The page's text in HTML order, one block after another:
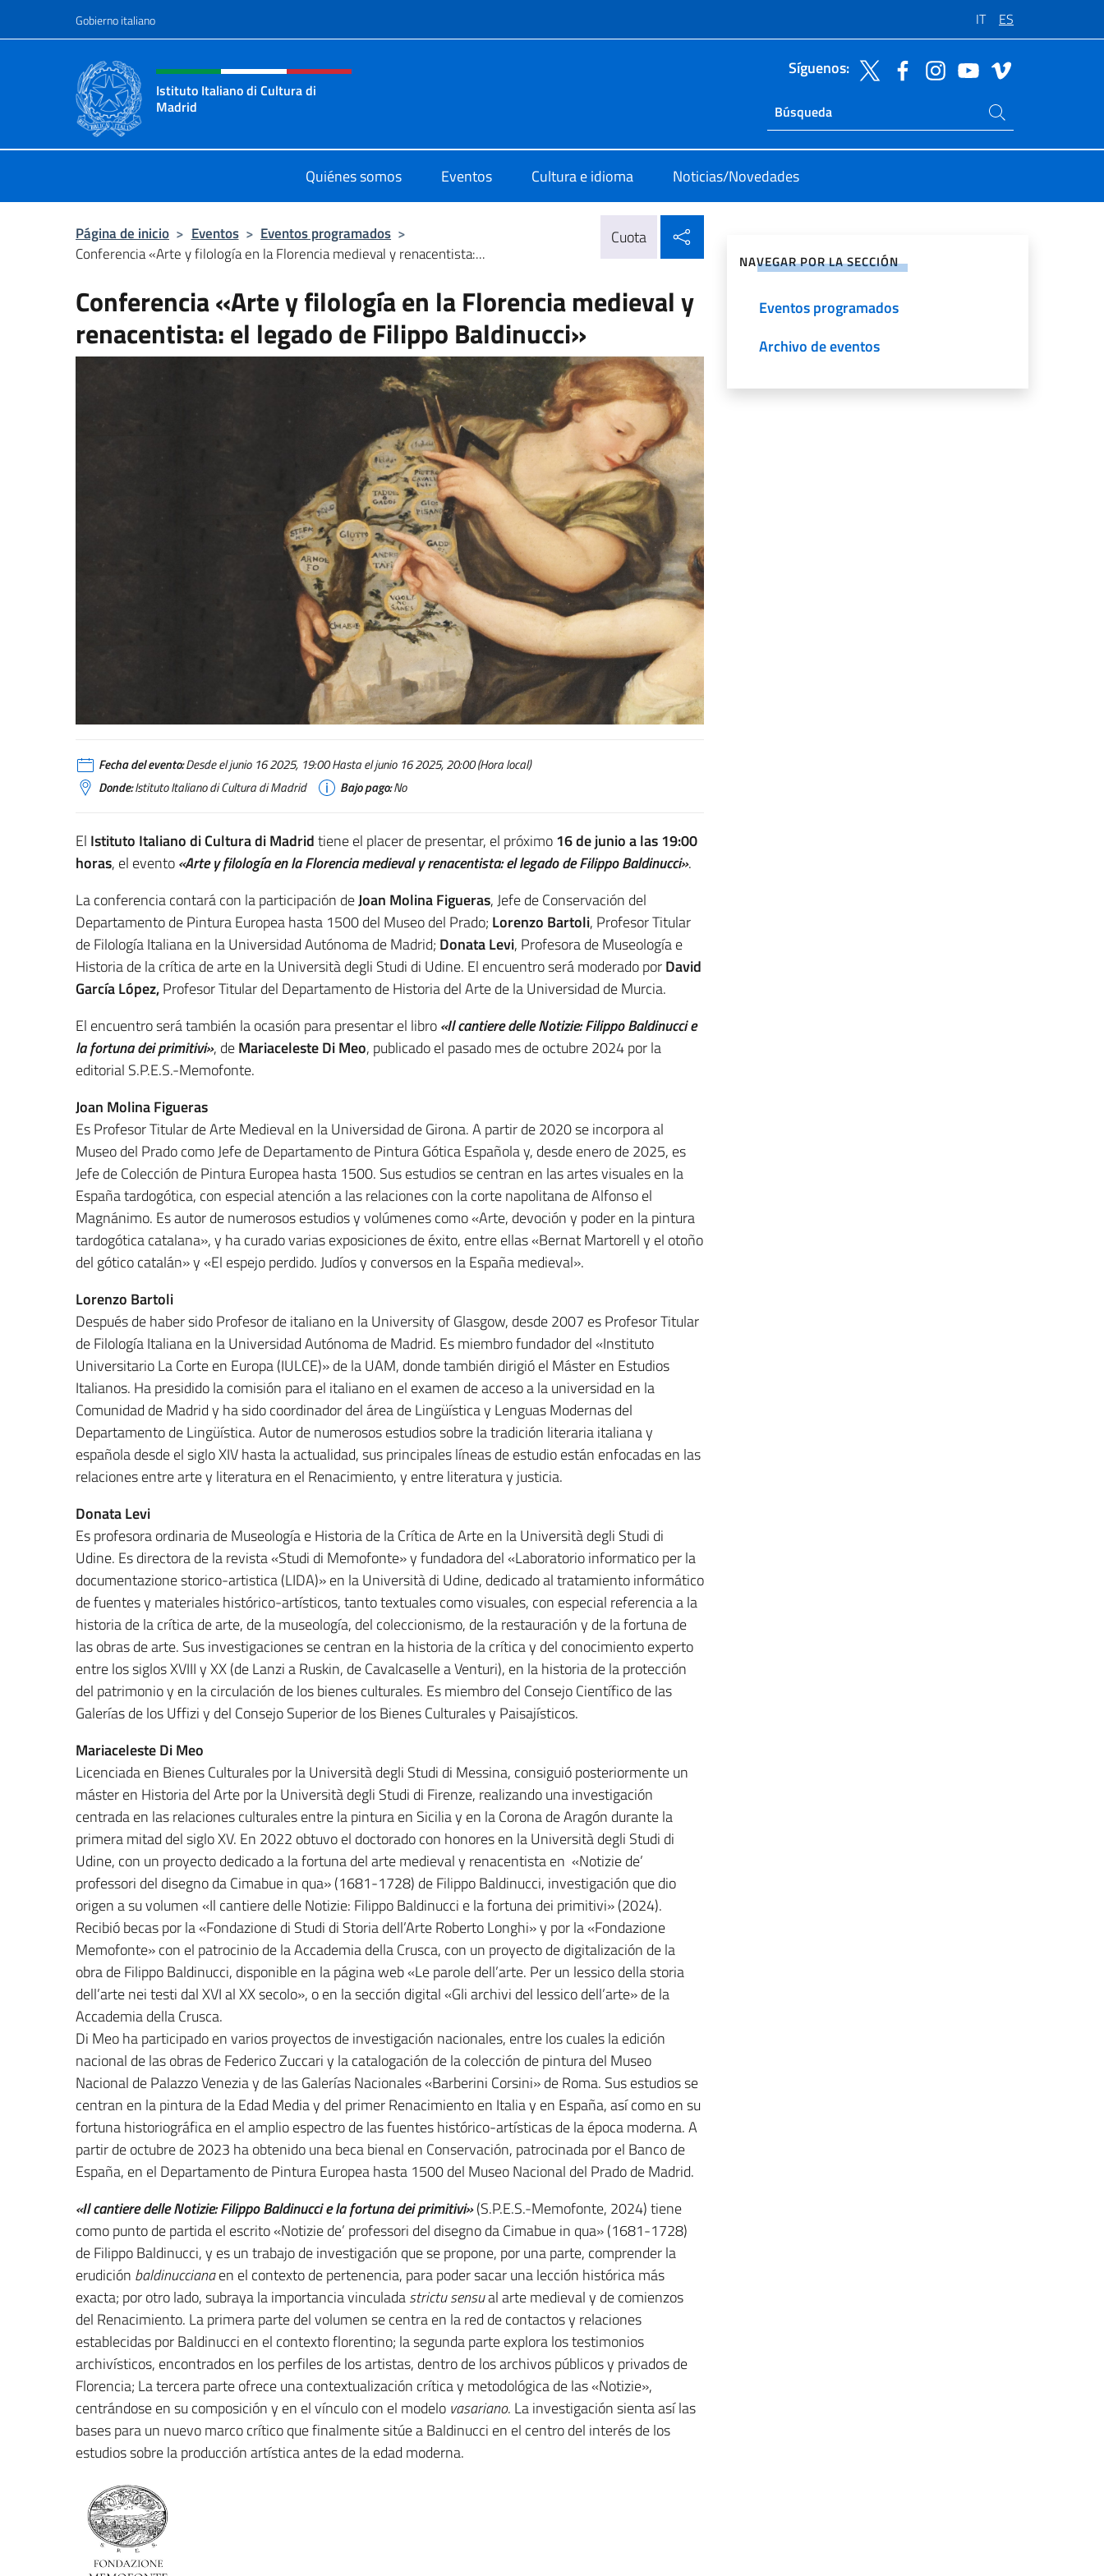
Gobierno italiano IT ES
Encabezado del sitio web, redes sociales y menú
Istituto Italiano di Cultura di
Madrid
Síguenos:
Ricerca sito live
Buscar en el sitio
Quiénes somos Eventos Cultura e idioma Noticias/Novedades
Página de inicio > Eventos > Eventos programados >
Conferencia «Arte y filología en la Florencia medieval y renacentista:...
Cuota
Conferencia «Arte y filología en la Florencia medieval y
renacentista: el legado de Filippo Baldinucci»
Fecha del evento:Desde el junio 16 2025, 19:00 Hasta el junio 16 2025, 20:00 (Hora local)
Donde:Istituto Italiano di Cultura di Madrid Bajo pago:No
El Istituto Italiano di Cultura di Madridtiene el placer de presentar, el próximo16 de junio a las 19:00
horas, el evento«Arte y filología en la Florencia medieval y renacentista: el legado de Filippo Baldinucci».
La conferencia contará con la participación deJoan Molina Figueras, Jefe de Conservación del
Departamento de Pintura Europea hasta 1500 del Museo del Prado; Lorenzo Bartoli, Profesor Titular
de Filología Italiana en la Universidad Autónoma de Madrid; Donata Levi, Profesora de Museología e
Historia de la crítica de arte en la Università degli Studi di Udine. El encuentro será moderado porDavid
García López,Profesor Titular del Departamento de Historia del Arte de la Universidad de Murcia.
El encuentro será también la ocasión para presentar el libro«Il cantiere delle Notizie: Filippo Baldinucci e
la fortuna dei primitivi», deMariaceleste Di Meo, publicado el pasado mes de octubre 2024 por la
editorial S.P.E.S.-Memofonte.
Joan Molina Figueras
Es Profesor Titular de Arte Medieval en la Universidad de Girona. A partir de 2020 se incorpora al
Museo del Prado como Jefe de Departamento de Pintura Gótica Española y, desde enero de 2025, es
Jefe de Colección de Pintura Europea hasta 1500. Sus estudios se centran en las artes visuales en la
España tardogótica, con especial atención a las relaciones con la corte napolitana de Alfonso el
Magnánimo. Es autor de numerosos estudios y volúmenes como «Arte, devoción y poder en la pintura
tardogótica catalana», y ha curado varias exposiciones de éxito, entre ellas «Bernat Martorell y el otoño
del gótico catalán» y «El espejo perdido. Judíos y conversos en la España medieval».
Lorenzo Bartoli
Después de haber sido Profesor de italiano en la University of Glasgow, desde 2007 es Profesor Titular
de Filología Italiana en la Universidad Autónoma de Madrid. Es miembro fundador del «Instituto
Universitario La Corte en Europa (IULCE)» de la UAM, donde también dirigió el Máster en Estudios
Italianos. Ha presidido la comisión para el italiano en el examen de acceso a la universidad en la
Comunidad de Madrid y ha sido coordinador del área de Lingüística y Lenguas Modernas del
Departamento de Lingüística. Autor de numerosos estudios sobre la tradición literaria italiana y
española desde el siglo XIV hasta la actualidad, sus principales líneas de estudio están enfocadas en las
relaciones entre arte y literatura en el Renacimiento, y entre literatura y justicia.
Donata Levi
Es profesora ordinaria de Museología e Historia de la Crítica de Arte en la Università degli Studi di
Udine. Es directora de la revista «Studi di Memofonte» y fundadora del «Laboratorio informatico per la
documentazione storico-artistica (LIDA)» en la Università di Udine, dedicado al tratamiento informático
de fuentes y materiales histórico-artísticos, tanto textuales como visuales, con especial referencia a la
historia de la crítica de arte, de la museología, del coleccionismo, de la restauración y de la fortuna de
las obras de arte. Sus investigaciones se centran en la historia de la crítica y del conocimiento experto
entre los siglos XVIII y XX (de Lanzi a Ruskin, de Cavalcaselle a Venturi), en la historia de la protección
del patrimonio y en la circulación de los bienes culturales. Es miembro del Consejo Científico de las
Galerías de los Uffizi y del Consejo Superior de los Bienes Culturales y Paisajísticos.
Mariaceleste Di Meo
Licenciada en Bienes Culturales por la Università degli Studi di Messina, consiguió posteriormente un
máster en Historia del Arte por la Università degli Studi di Firenze, realizando una investigación
centrada en las relaciones culturales entre la pintura en Sicilia y en la Corona de Aragón durante la
primera mitad del siglo XV. En 2022 obtuvo el doctorado con honores en la Università degli Studi di
Udine, con un proyecto dedicado a la fortuna del arte medieval y renacentista en «Notizie de’
professori del disegno da Cimabue in qua» (1681-1728) de Filippo Baldinucci, investigación que dio
origen a su volumen «Il cantiere delle Notizie: Filippo Baldinucci e la fortuna dei primitivi» (2024).
Recibió becas por la «Fondazione di Studi di Storia dell’Arte Roberto Longhi» y por la «Fondazione
Memofonte» con el patrocinio de la Accademia della Crusca, con un proyecto de digitalización de la
obra de Filippo Baldinucci, disponible en la página web «Le parole dell’arte. Per un lessico della storia
dell’arte nei testi dal XVI al XX secolo», o en la sección digital «Gli archivi del lessico dell’arte» de la
Accademia della Crusca.
Di Meo ha participado en varios proyectos de investigación nacionales, entre los cuales la edición
nacional de las obras de Federico Zuccari y la catalogación de la colección de pintura del Museo
Nacional de Palazzo Venezia y de las Galerías Nacionales «Barberini Corsini» de Roma. Sus estudios se
centran en la pintura de la Edad Media y del primer Renacimiento en Italia y en España, así como en su
fortuna historiográfica en el amplio espectro de las fuentes histórico-artísticas de la época moderna. A
partir de octubre de 2023 ha obtenido una beca bienal en Conservación, patrocinada por el Banco de
España, en el Departamento de Pintura Europea hasta 1500 del Museo Nacional del Prado de Madrid.
«Il cantiere delle Notizie: Filippo Baldinucci e la fortuna dei primitivi»(S.P.E.S.-Memofonte, 2024) tiene
como punto de partida el escrito «Notizie de’ professori del disegno da Cimabue in qua» (1681-1728)
de Filippo Baldinucci, y es un trabajo de investigación que se propone, por una parte, comprender la
erudición baldinuccianaen el contexto de pertenencia, para poder sacar una lección histórica más
exacta; por otro lado, subraya la importancia vinculadastrictu sensual arte medieval y de comienzos
del Renacimiento. La primera parte del volumen se centra en la red de contactos y relaciones
establecidas por Baldinucci en el contexto florentino; la segunda parte explora los testimonios
archivísticos, encontrados en los perfiles de los artistas, dentro de los archivos públicos y privados de
Florencia; La tercera parte ofrece una contextualización crítica y metodológica de las «Notizie»,
centrándose en su composición y en el vínculo con el modelo vasariano. La investigación sienta así las
bases para un nuevo marco crítico que finalmente sitúe a Baldinucci en el centro del interés de los
estudios sobre la producción artística antes de la edad moderna.
NAVEGAR POR LA SECCIÓN
Eventos programados
Archivo de eventos